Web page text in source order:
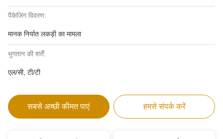
पैकेजिंग विवरण:
मानक निर्यात लकड़ी का मामला
भुगतान की शर्तें:
एल/सी, टी/टी
सबसे अच्छी कीमत पाएं हमसे संपर्क करें